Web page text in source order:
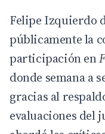
Felipe Izquierdo
públicamente la
participación en
donde semana a
gracias al
evaluaciones del